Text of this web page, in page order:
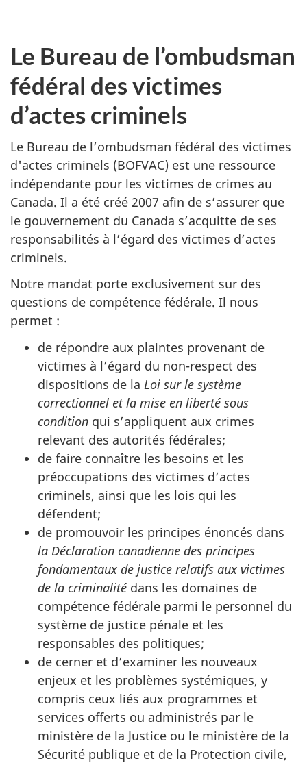
Le Bureau de l’ombudsman
fédéral des victimes
d’actes criminels
Le Bureau de l’ombudsman fédéral des victimes
d'actes criminels (BOFVAC) est une ressource
indépendante pour les victimes de crimes au
Canada. Il a été créé 2007 afin de s’assurer que
le gouvernement du Canada s’acquitte de ses
responsabilités à l’égard des victimes d’actes
criminels.
Notre mandat porte exclusivement sur des
questions de compétence fédérale. Il nous
permet :
de répondre aux plaintes provenant de
victimes à l’égard du non-respect des
dispositions de la Loi sur le système
correctionnel et la mise en liberté sous
condition qui s’appliquent aux crimes
relevant des autorités fédérales;
de faire connaître les besoins et les
préoccupations des victimes d’actes
criminels, ainsi que les lois qui les
défendent;
de promouvoir les principes énoncés dans
la Déclaration canadienne des principes
fondamentaux de justice relatifs aux victimes
de la criminalité dans les domaines de
compétence fédérale parmi le personnel du
système de justice pénale et les
responsables des politiques;
de cerner et d’examiner les nouveaux
enjeux et les problèmes systémiques, y
compris ceux liés aux programmes et
services offerts ou administrés par le
ministère de la Justice ou le ministère de la
Sécurité publique et de la Protection civile,